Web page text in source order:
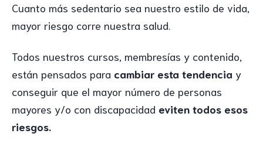
Cuanto más sedentario sea nuestro estilo de vida,
mayor riesgo corre nuestra salud.
Todos nuestros cursos, membresías y contenido,
están pensados para cambiar esta tendencia y
conseguir que el mayor número de personas
mayores y/o con discapacidad eviten todos esos
riesgos.